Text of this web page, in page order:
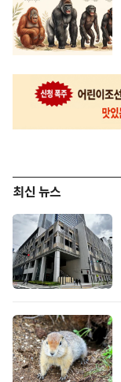
최신 뉴스